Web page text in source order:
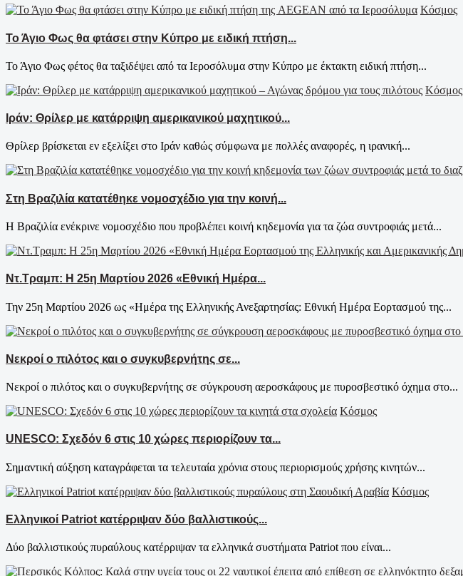
Κόσμος
Το Άγιο Φως θα φτάσει στην Κύπρο με ειδική πτήση...
Το Άγιο Φως φέτος θα ταξιδέψει από τα Ιεροσόλυμα στην Κύπρο με έκτακτη ειδική πτήση...
Κόσμος
Ιράν: Θρίλερ με κατάρριψη αμερικανικού μαχητικού...
Θρίλερ βρίσκεται εν εξελίξει στο Ιράν καθώς σύμφωνα με πολλές αναφορές, η ιρανική...
Στη Βραζιλία κατατέθηκε νομοσχέδιο για την κοινή...
Η Βραζιλία ενέκρινε νομοσχέδιο που προβλέπει κοινή κηδεμονία για τα ζώα συντροφιάς μετά...
Ντ.Τραμπ: Η 25η Μαρτίου 2026 «Εθνική Ημέρα...
Την 25η Μαρτίου 2026 ως «Ημέρα της Ελληνικής Ανεξαρτησίας: Εθνική Ημέρα Εορτασμού της...
Νεκροί ο πιλότος και ο συγκυβερνήτης σε...
Νεκροί ο πιλότος και ο συγκυβερνήτης σε σύγκρουση αεροσκάφους με πυροσβεστικό όχημα στο...
Κόσμος
UNESCO: Σχεδόν 6 στις 10 χώρες περιορίζουν τα...
Σημαντική αύξηση καταγράφεται τα τελευταία χρόνια στους περιορισμούς χρήσης κινητών...
Κόσμος
Ελληνικοί Patriot κατέρριψαν δύο βαλλιστικούς...
Δύο βαλλιστικούς πυραύλους κατέρριψαν τα ελληνικά συστήματα Patriot που είναι...